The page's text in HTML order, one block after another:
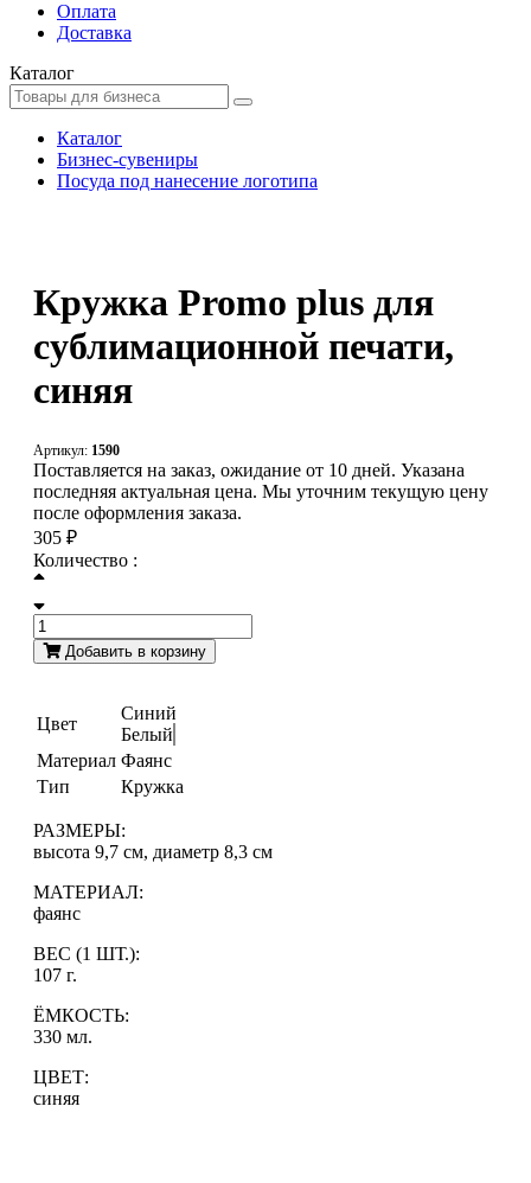
Оплата
Доставка
Каталог
Каталог
Бизнес-сувениры
Посуда под нанесение логотипа
Кружка Promo plus для
сублимационной печати,
синяя
Артикул: 1590
Поставляется на заказ, ожидание от 10 дней. Указана
последняя актуальная цена. Мы уточним текущую цену
после оформления заказа.
305 ₽
Количество :
Добавить в корзину
Цвет
Синий
Белый
Материал Фаянс
Тип
Кружка
РАЗМЕРЫ:
высота 9,7 см, диаметр 8,3 см
МАТЕРИАЛ:
фаянс
ВЕС (1 ШТ.):
107 г.
ЁМКОСТЬ:
330 мл.
ЦВЕТ:
синяя